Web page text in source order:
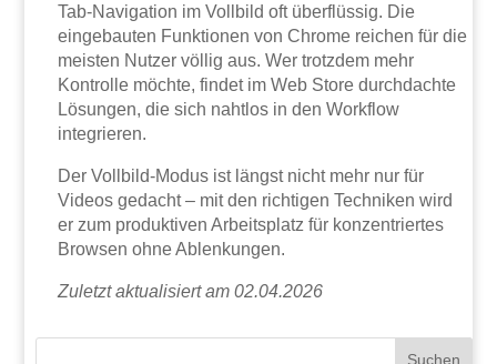
Tab-Navigation im Vollbild oft überflüssig. Die
eingebauten Funktionen von Chrome reichen für die
meisten Nutzer völlig aus. Wer trotzdem mehr
Kontrolle möchte, findet im Web Store durchdachte
Lösungen, die sich nahtlos in den Workflow
integrieren.
Der Vollbild-Modus ist längst nicht mehr nur für
Videos gedacht – mit den richtigen Techniken wird
er zum produktiven Arbeitsplatz für konzentriertes
Browsen ohne Ablenkungen.
Zuletzt aktualisiert am 02.04.2026